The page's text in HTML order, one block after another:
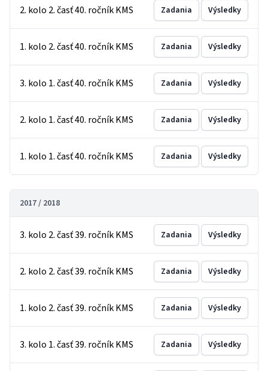
2. kolo 2. časť 40. ročník KMS Zadania Výsledky
1. kolo 2. časť 40. ročník KMS Zadania Výsledky
3. kolo 1. časť 40. ročník KMS Zadania Výsledky
2. kolo 1. časť 40. ročník KMS Zadania Výsledky
1. kolo 1. časť 40. ročník KMS Zadania Výsledky
2017 / 2018
3. kolo 2. časť 39. ročník KMS Zadania Výsledky
2. kolo 2. časť 39. ročník KMS Zadania Výsledky
1. kolo 2. časť 39. ročník KMS Zadania Výsledky
3. kolo 1. časť 39. ročník KMS Zadania Výsledky